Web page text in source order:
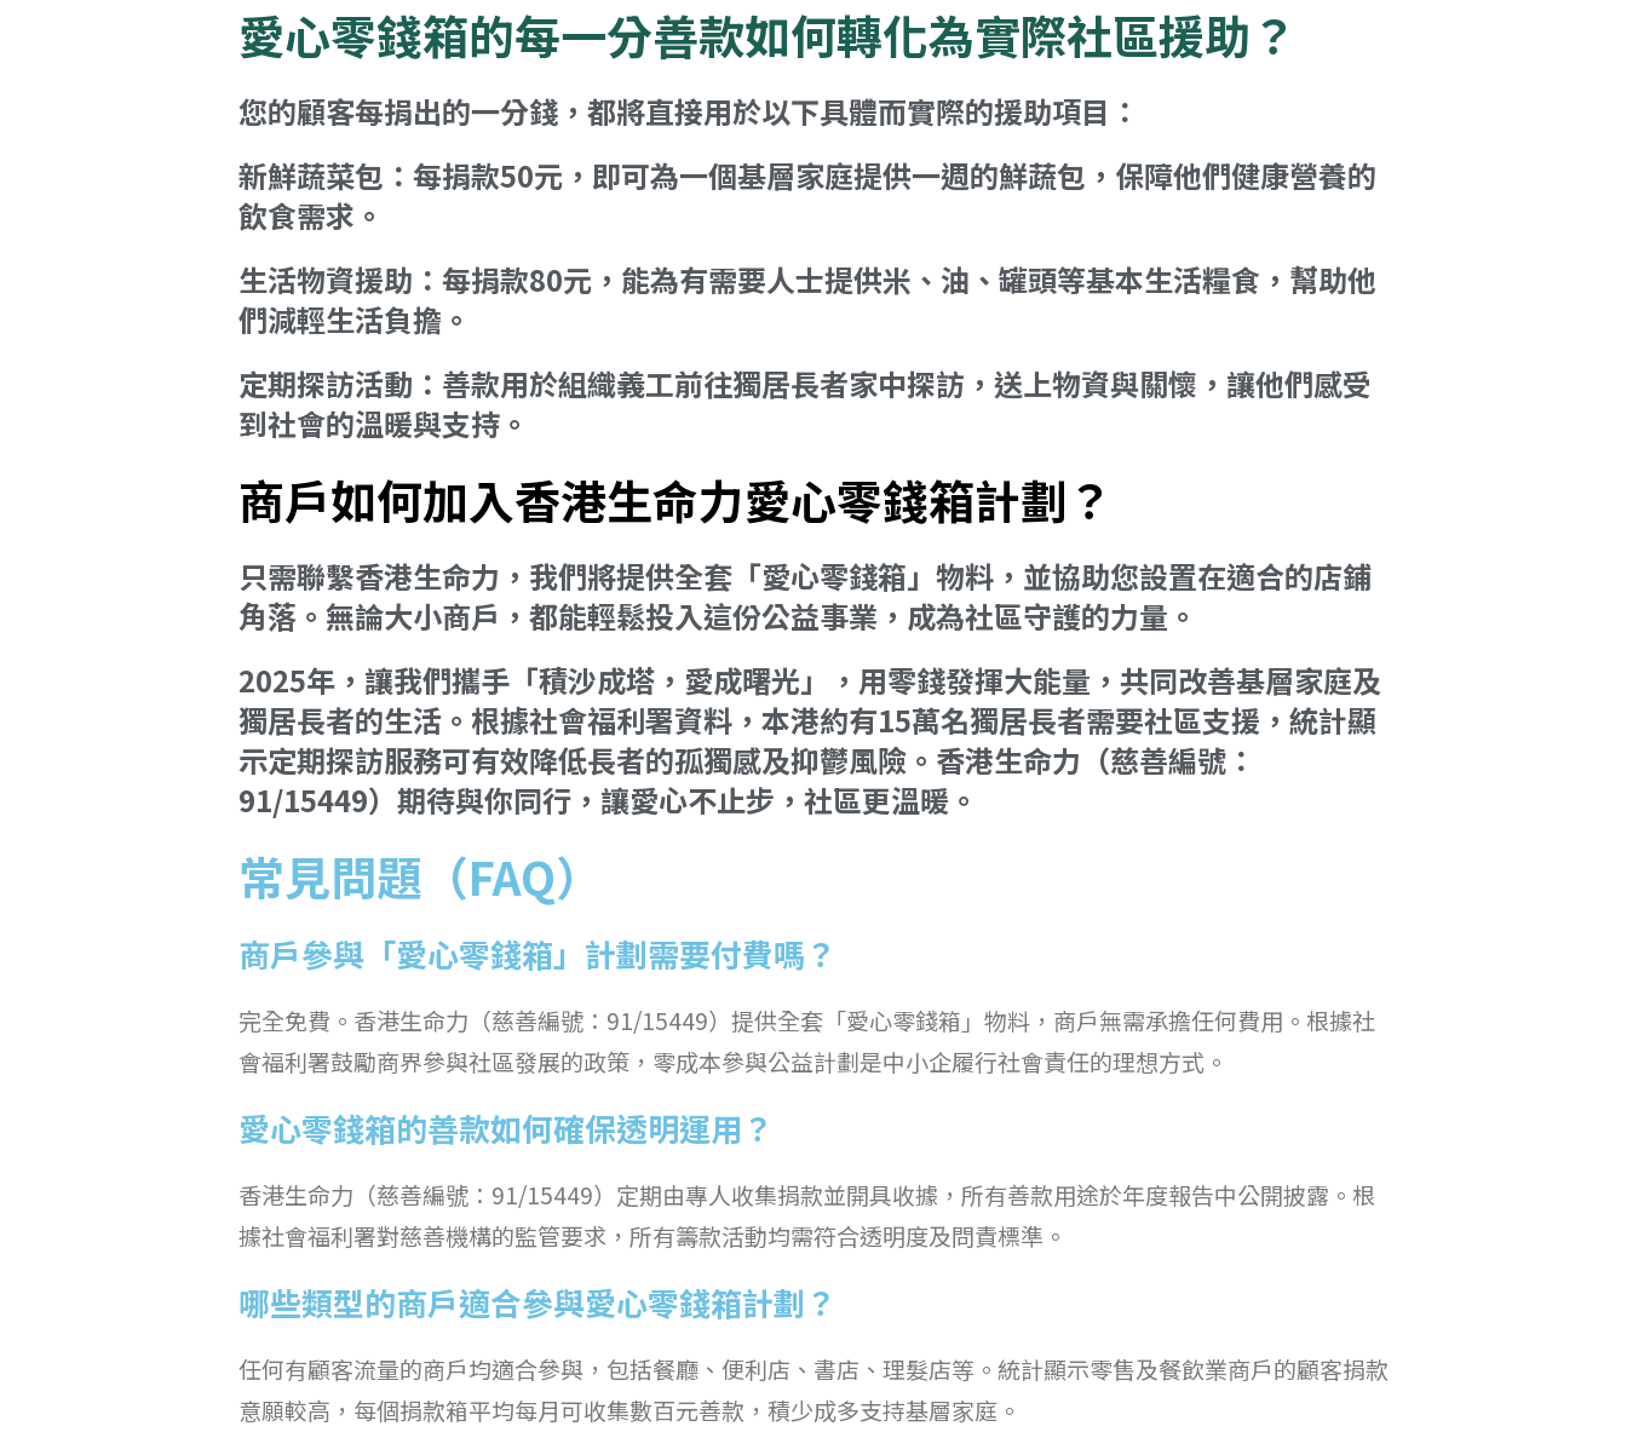
愛心零錢箱的每一分善款如何轉化為實際社區援助？
您的顧客每捐出的一分錢，都將直接用於以下具體而實際的援助項目：
新鮮蔬菜包：每捐款50元，即可為一個基層家庭提供一週的鮮蔬包，保障他們健康營養的
飲食需求。
生活物資援助：每捐款80元，能為有需要人士提供米、油、罐頭等基本生活糧食，幫助他
們減輕生活負擔。
定期探訪活動：善款用於組織義工前往獨居長者家中探訪，送上物資與關懷，讓他們感受
到社會的溫暖與支持。
商戶如何加入香港生命力愛心零錢箱計劃？
只需聯繫香港生命力，我們將提供全套「愛心零錢箱」物料，並協助您設置在適合的店鋪
角落。無論大小商戶，都能輕鬆投入這份公益事業，成為社區守護的力量。
2025年，讓我們攜手「積沙成塔，愛成曙光」，用零錢發揮大能量，共同改善基層家庭及
獨居長者的生活。根據社會福利署資料，本港約有15萬名獨居長者需要社區支援，統計顯
示定期探訪服務可有效降低長者的孤獨感及抑鬱風險。香港生命力（慈善編號：
91/15449）期待與你同行，讓愛心不止步，社區更溫暖。
常見問題（FAQ）
商戶參與「愛心零錢箱」計劃需要付費嗎？
完全免費。香港生命力（慈善編號：91/15449）提供全套「愛心零錢箱」物料，商戶無需承擔任何費用。根據社
會福利署鼓勵商界參與社區發展的政策，零成本參與公益計劃是中小企履行社會責任的理想方式。
愛心零錢箱的善款如何確保透明運用？
香港生命力（慈善編號：91/15449）定期由專人收集捐款並開具收據，所有善款用途於年度報告中公開披露。根
據社會福利署對慈善機構的監管要求，所有籌款活動均需符合透明度及問責標準。
哪些類型的商戶適合參與愛心零錢箱計劃？
任何有顧客流量的商戶均適合參與，包括餐廳、便利店、書店、理髮店等。統計顯示零售及餐飲業商戶的顧客捐款
意願較高，每個捐款箱平均每月可收集數百元善款，積少成多支持基層家庭。